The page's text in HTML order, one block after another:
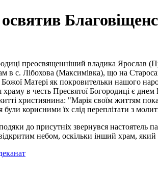
преосвященніший владика Ярослав
в с. Лібохова (Максимівка), що на
Матері як покровительки нашого
храму в честь Пресвятої Богородиці є
християнина: "Марія своїм життям
корисними їх слід переплітати з
до присутніх звернувся настоятель
небом, оскільки інший храм,